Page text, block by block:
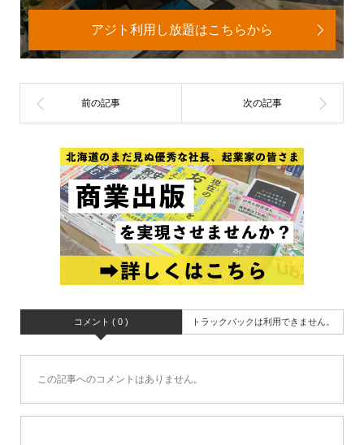
アジト利用し放題はこちらから
コメント ( 0 ) トラックバックは利用できません。
この記事へのコメントはありません。